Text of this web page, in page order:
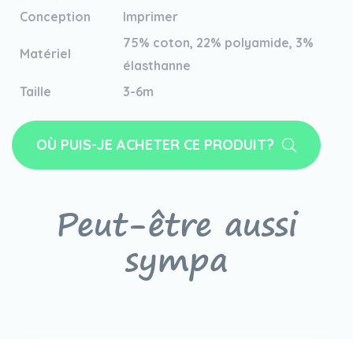
Conception Imprimer
Matériel
75% coton, 22% polyamide, 3%
élasthanne
Taille
3-6m
OÙ PUIS-JE ACHETER CE PRODUIT?
Peut-être aussi
sympa